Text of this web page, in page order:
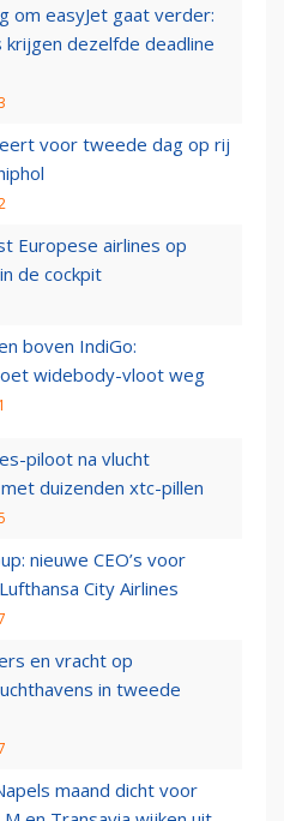
om easyJet gaat verder:
dezelfde deadline
voor tweede dag op rij
Europese airlines op
de cockpit
boven IndiGo:
widebody-vloot weg
piloot na vlucht
duizenden xtc-pillen
nieuwe CEO’s voor
City Airlines
en vracht op
in tweede
maand dicht voor